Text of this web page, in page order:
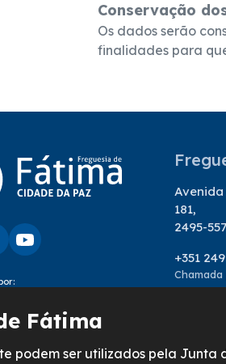
Conservação
Os dados serão
finalidades para
181,
2495-
+351
Fátima
podem ser utilizados pela